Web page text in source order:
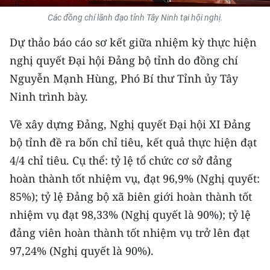
MÔI TRƯỜNG
BẠN ĐỌC
KIỂM CHỨNG THÔNG TIN
TRI THỨC CHUYÊN SÂU
54 DÂN TỘC VIỆT NAM
CHƯƠNG TRÌNH OCOP - MỖI XÃ
MỘT SẢN PHẨM
RADIO
MEDIA CENTER
E-Magazine
Các đồng chí lãnh đạo tỉnh Tây Ninh tại hội nghị.
Dự thảo báo cáo sơ kết giữa nhiệm kỳ thực hiện
nghị quyết Đại hội Đảng bộ tỉnh do đồng chí
Nguyễn Mạnh Hùng, Phó Bí thư Tỉnh ủy Tây
Ninh trình bày.
Về xây dựng Đảng, Nghị quyết Đại hội XI Đảng
bộ tỉnh đề ra bốn chỉ tiêu, kết quả thực hiện đạt
4/4 chỉ tiêu. Cụ thể: tỷ lệ tổ chức cơ sở đảng
hoàn thành tốt nhiệm vụ, đạt 96,9% (Nghị quyết:
85%); tỷ lệ Đảng bộ xã biên giới hoàn thành tốt
nhiệm vụ đạt 98,33% (Nghị quyết là 90%); tỷ lệ
đảng viên hoàn thành tốt nhiệm vụ trở lên đạt
97,24% (Nghị quyết là 90%).